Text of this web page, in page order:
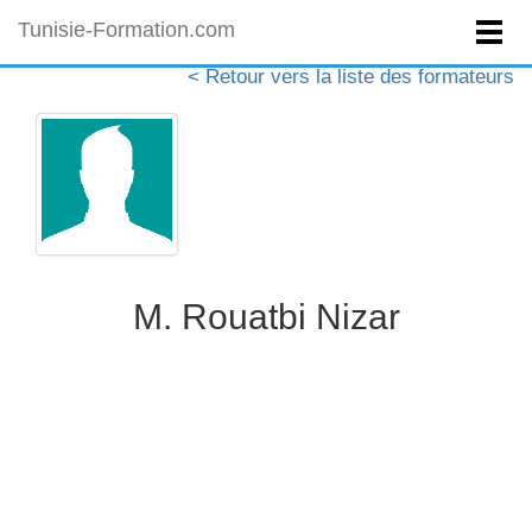
Tunisie-Formation.com
< Retour vers la liste des formateurs
M. Rouatbi Nizar